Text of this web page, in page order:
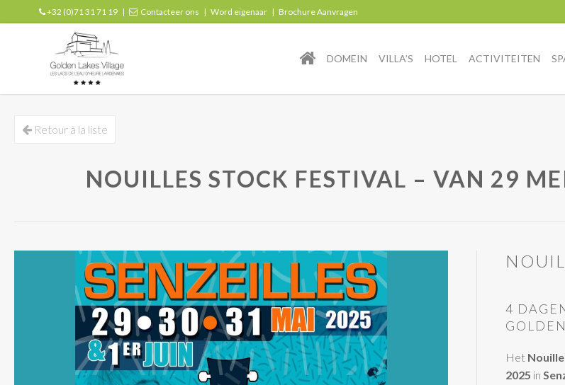
+32 (0)71 31 71 19 | Contacteer ons | Word eigenaar | Brochure Aanvragen
| r
DOMEIN VILLA’S HOTEL ACTIVITEITEN
Retour à la liste
NOUILLES STOCK FESTIVAL – VAN 29
4
Het
2025 in